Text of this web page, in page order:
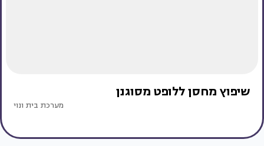
שיפוץ מחסן ללופט מסוגנן
מערכת בית ונוי